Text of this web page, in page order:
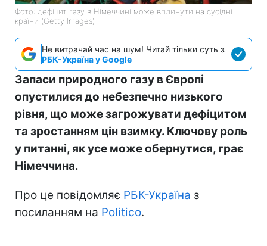
Фото: дефіцит газу в Німеччині може вплинути на сусідні
країни (Getty Images)
Не витрачай час на шум! Читай тільки суть з
РБК-Україна у Google
Запаси природного газу в Європі
опустилися до небезпечно низького
рівня, що може загрожувати дефіцитом
та зростанням цін взимку. Ключову роль
у питанні, як усе може обернутися, грає
Німеччина.
Про це повідомляє РБК-Україна з
посиланням на Politico.